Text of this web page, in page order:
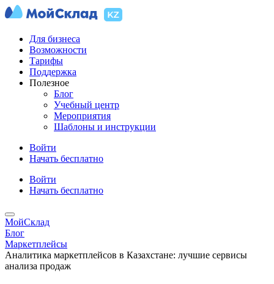
Для бизнеса
Возможности
Тарифы
Поддержка
Полезное
Блог
Учебный центр
Мероприятия
Шаблоны и инструкции
Войти
Начать бесплатно
Войти
Начать бесплатно
МойСклад
Блог
Маркетплейсы
Аналитика маркетплейсов в Казахстане: лучшие сервисы
анализа продаж